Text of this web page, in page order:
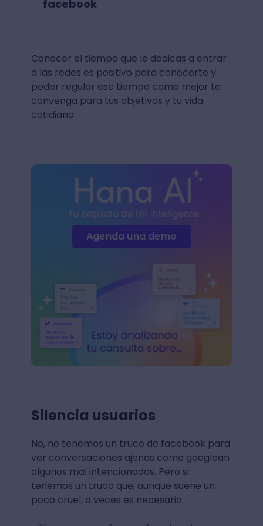
facebook
Conocer el tiempo que le dedicas a entrar
a las redes es positivo para conocerte y
poder regular ese tiempo como mejor te
convenga para tus objetivos y tu vida
cotidiana.
Agenda una demo
Silencia usuarios
No, no tenemos un truco de facebook para
ver conversaciones ajenas como googlean
algunos mal intencionados. Pero si
tenemos un truco que, aunque suene un
poco cruel, a veces es necesario.